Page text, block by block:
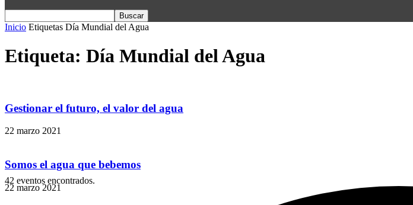
Inicio Etiquetas Día Mundial del Agua
Etiqueta: Día Mundial del Agua
Gestionar el futuro, el valor del agua
22 marzo 2021
Somos el agua que bebemos
22 marzo 2021
42 eventos encontrados.